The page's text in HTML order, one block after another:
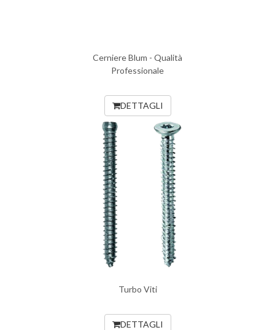
Cerniere Blum - Qualità
Professionale
DETTAGLI
Turbo Viti
DETTAGLI